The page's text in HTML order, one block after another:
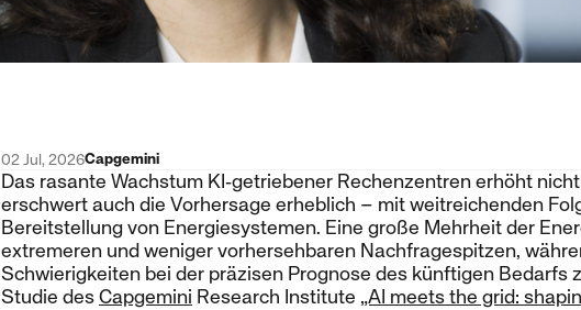
02 Jul, 2026Capgemini
Das rasante Wachstum KI‑getriebener Rechenzentren erhöht
erschwert auch die Vorhersage erheblich – mit weitreichenden
Bereitstellung von Energiesystemen. Eine große Mehrheit der
extremeren und weniger vorhersehbaren Nachfragespitzen,
Schwierigkeiten bei der präzisen Prognose des künftigen Bedarfs
Studie desCapgemini Research Institute „AI meets the grid: